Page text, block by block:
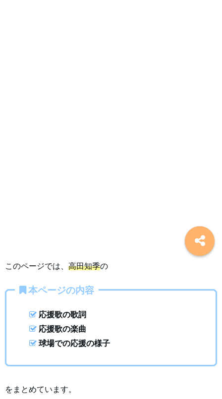
このページでは、 高田知季の
本ページの内容
応援歌の歌詞
応援歌の楽曲
球場での応援の様子
をまとめています。